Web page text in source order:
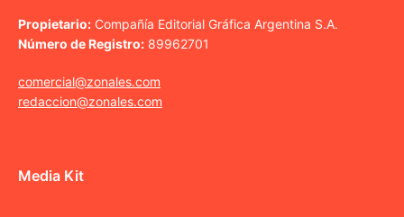
Propietario: Compañía Editorial Gráfica Argentina S.A.
Número de Registro: 89962701
comercial@zonales.com
redaccion@zonales.com
Media Kit